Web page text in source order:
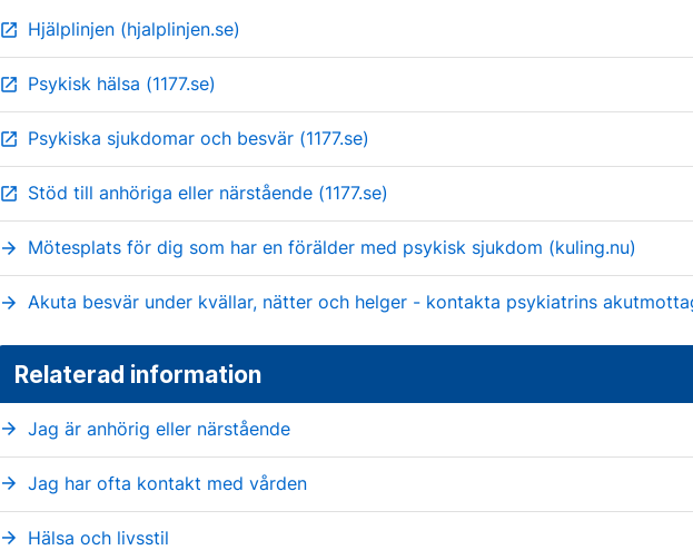
open_in_new Hjälplinjen (hjalplinjen.se)
open_in_new Psykisk hälsa (1177.se)
open_in_new Psykiska sjukdomar och besvär (1177.se)
open_in_new Stöd till anhöriga eller närstående (1177.se)
arrow_forward Mötesplats för dig som har en förälder med psykisk sjukdom (kuling.nu)
arrow_forward Akuta besvär under kvällar, nätter och helger - kontakta psykiatrins
Relaterad information
arrow_forward Jag är anhörig eller närstående
arrow_forward Jag har ofta kontakt med vården
arrow_forward Hälsa och livsstil